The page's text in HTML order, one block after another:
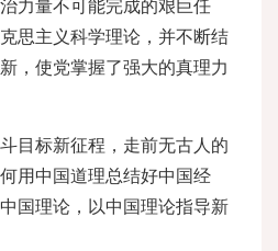
力量不可能完成的艰巨任
思主义科学理论，并不断结
，使党掌握了强大的真理力
目标新征程，走前无古人的
用中国道理总结好中国经
国理论，以中国理论指导新